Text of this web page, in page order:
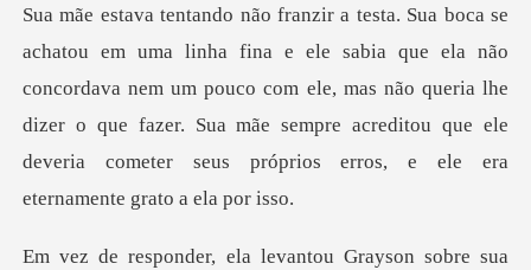
e ela não
concordava nem um pouco com ele, mas não queria lhe
dizer o que fazer. Sua mãe sempre a
ayson sobre sua